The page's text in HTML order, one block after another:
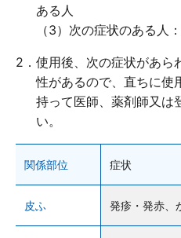
0120-
[受付時間／月～金：10時～16時（土
を除
ある人
（3）次の症状のある人
2．使用後、次の症状があら
性があるので、直ちに使
持って医師、薬剤師又は
い。
関係部位 症状
皮ふ 発疹・発赤、